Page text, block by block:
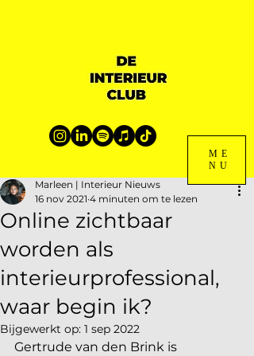
ME
NU
Online zichtbaar
worden als
interieurprofessional,
waar begin ik?
Marleen | Interieur Nieuws
16 nov 2021 4 minuten om te lezen
Bijgewerkt op: 1 sep 2022
Gertrude van den Brink is